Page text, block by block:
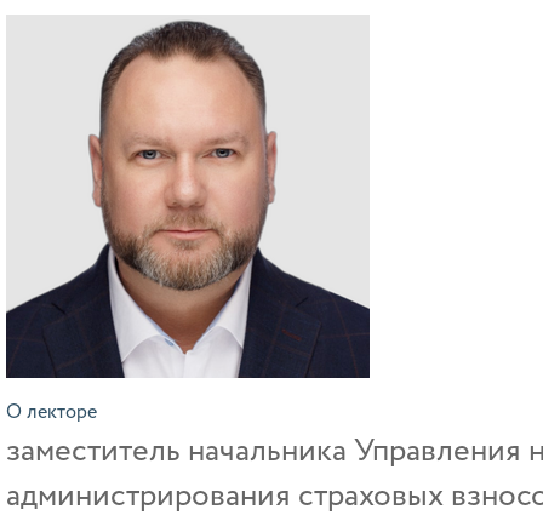
О лекторе
заместитель начальника
администрирования страховых